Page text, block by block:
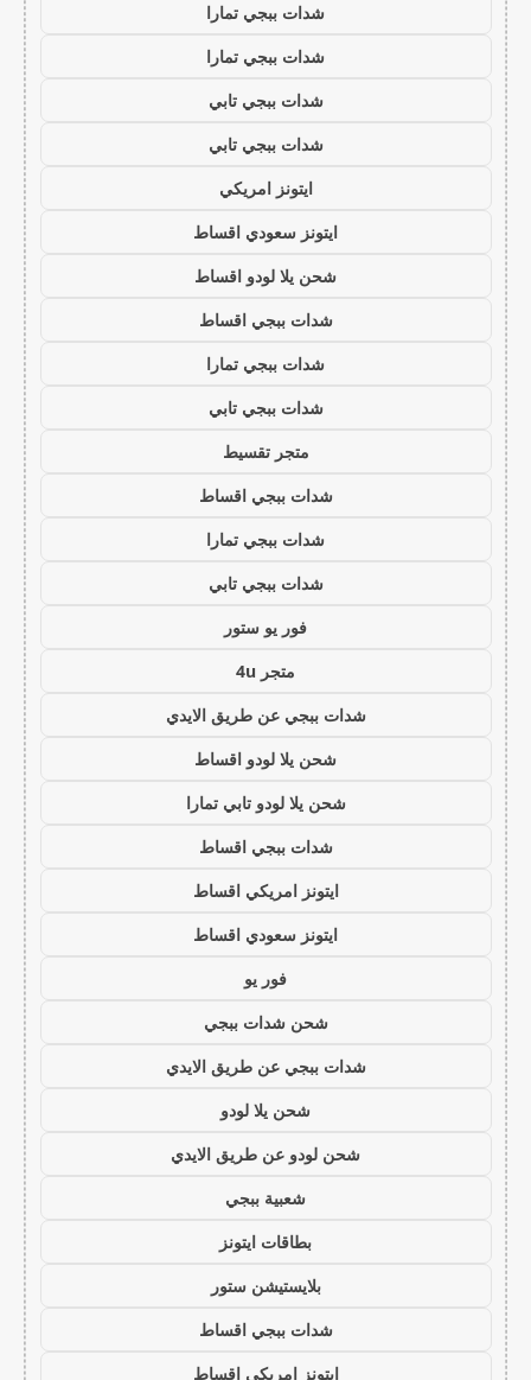
شدات ببجي تمارا
شدات ببجي تمارا
شدات ببجي تابي
شدات ببجي تابي
ايتونز امريكي
ايتونز سعودي اقساط
شحن يلا لودو اقساط
شدات ببجي اقساط
شدات ببجي تمارا
شدات ببجي تابي
متجر تقسيط
شدات ببجي اقساط
شدات ببجي تمارا
شدات ببجي تابي
فور يو ستور
متجر 4u
شدات ببجي عن طريق الايدي
شحن يلا لودو اقساط
شحن يلا لودو تابي تمارا
شدات ببجي اقساط
ايتونز امريكي اقساط
ايتونز سعودي اقساط
فور يو
شحن شدات ببجي
شدات ببجي عن طريق الايدي
شحن يلا لودو
شحن لودو عن طريق الايدي
شعبية ببجي
بطاقات ايتونز
بلايستيشن ستور
شدات ببجي اقساط
ايتونز امريكي اقساط